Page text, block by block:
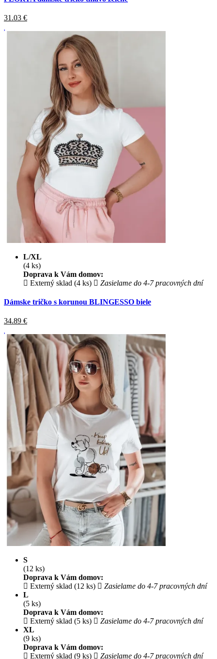
31.03 €
L/XL
(4 ks)
Doprava k Vám domov:
Externý sklad (4 ks)
Zasielame do 4-7 pracovných dní
Dámske tričko s korunou BLINGESSO biele
34.89 €
S
(12 ks)
Doprava k Vám domov:
Externý sklad (12 ks)
Zasielame do 4-7 pracovných dní
L
(5 ks)
Doprava k Vám domov:
Externý sklad (5 ks)
Zasielame do 4-7 pracovných dní
XL
(9 ks)
Doprava k Vám domov:
Externý sklad (9 ks)
Zasielame do 4-7 pracovných dní